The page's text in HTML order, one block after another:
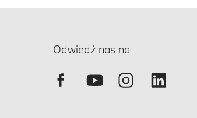
Odwiedź nas na